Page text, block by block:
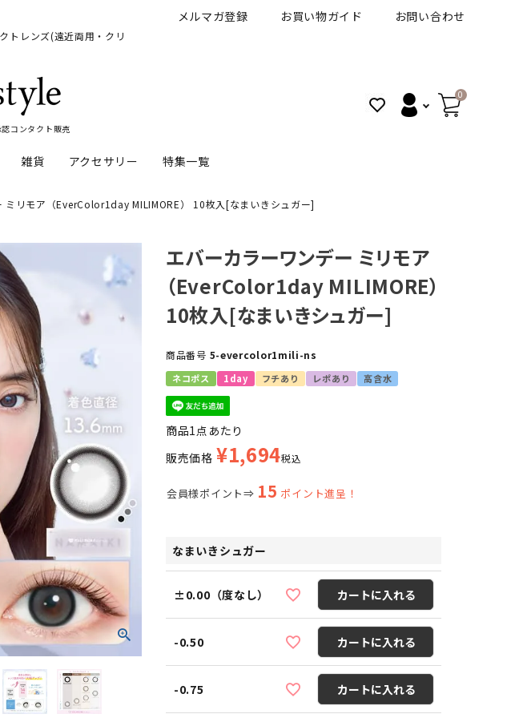
トレンズ(遠近両用・クリ
メルマガ登録 お買い物ガイド お問い合わせ
コンタクト販売
0
イルミネート
キャンディーマジックシリーズ ピュアアイズワンデー
ネオサイトシリーズ その他ブランドはこちら
Dr.jart+ VT
雑貨 アクセサリー 特集一覧
UVカットカラコン 細フチカラコン
メンズカラコン特集
ミリモア（EverColor1day MILIMORE） 10枚入[なまいきシュガー]
エバーカラーワンデー ミリモア
（EverColor1day MILIMORE）
10枚入[なまいきシュガー]
商品番号 5-evercolor1mili-ns
ネコポス 1day フチあり レポあり 高含水
商品1点あたり
販売価格 ¥1,694税込
会員様ポイント⇒ 15 ポイント進呈！
なまいきシュガー
±0.00（度なし） カートに入れる
-0.50 カートに入れる
-0.75 カートに入れる